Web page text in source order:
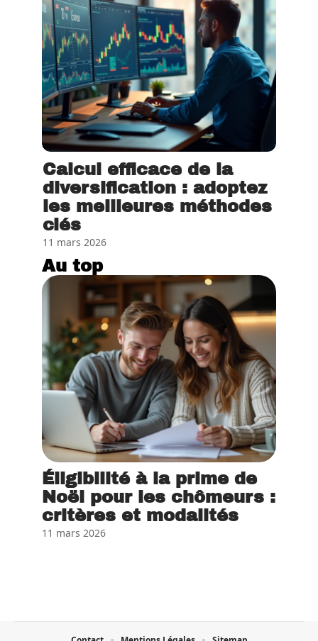
Calcul efficace de la
diversification : adoptez
les meilleures méthodes
clés
11 mars 2026
Au top
Éligibilité à la prime de
Noël pour les chômeurs :
critères et modalités
11 mars 2026